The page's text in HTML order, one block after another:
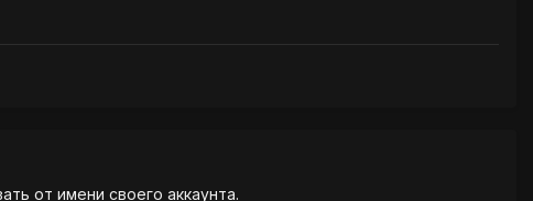
от имени своего аккаунта.